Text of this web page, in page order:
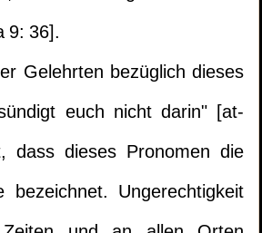
9: 36].
Gelehrten bezüglich dieses
euch nicht darin" [at-
dass dieses Pronomen die
bezeichnet. Ungerechtigkeit